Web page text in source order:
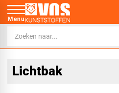
Menu
Lichtbak